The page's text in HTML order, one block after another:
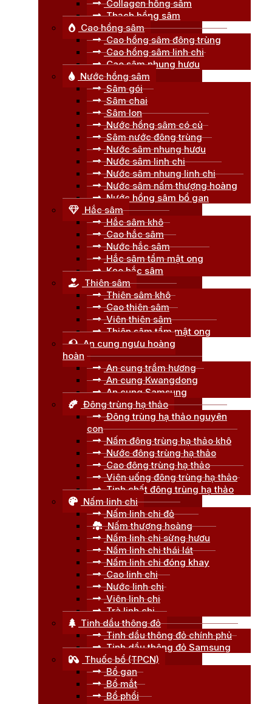
Collagen hồng sâm
Thạch hồng sâm
Cao hồng sâm
Cao hồng sâm đông trùng
Cao hồng sâm linh chi
Cao sâm nhung hươu
Nước hồng sâm
Sâm gói
Sâm chai
Sâm lon
Nước hồng sâm có củ
Sâm nước đông trùng
Nước sâm nhung hươu
Nước sâm linh chi
Nước sâm nhung linh chi
Nước sâm nấm thượng hoàng
Nước hồng sâm bổ gan
Hắc sâm
Hắc sâm khô
Cao hắc sâm
Nước hắc sâm
Hắc sâm tẩm mật ong
Kẹo hắc sâm
Thiên sâm
Thiên sâm khô
Cao thiên sâm
Viên thiên sâm
Thiên sâm tẩm mật ong
An cung ngưu hoàng
hoàn
An cung trầm hương
An cung Kwangdong
An cung Samsung
Đông trùng hạ thảo
Đông trùng hạ thảo nguyên
con
Nấm đông trùng hạ thảo khô
Nước đông trùng hạ thảo
Cao đông trùng hạ thảo
Viên uống đông trùng hạ thảo
Tinh chất đông trùng hạ thảo
Nấm linh chi
Nấm linh chi đỏ
Nấm thượng hoàng
Nấm linh chi sừng hươu
Nấm linh chi thái lát
Nấm linh chi đóng khay
Cao linh chi
Nước linh chi
Viên linh chi
Trà linh chi
Tinh dầu thông đỏ
Tinh dầu thông đỏ chính phủ
Tinh dầu thông đỏ Samsung
Thuốc bổ (TPCN)
Bổ gan
Bổ mắt
Bổ phổi